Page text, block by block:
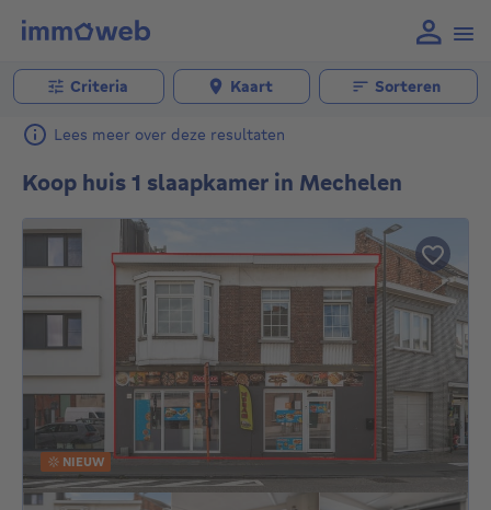
Criteria Kaart Sorteren
Lees meer over deze resultaten
Koop huis 1 slaapkamer in Mechelen
NIEUW